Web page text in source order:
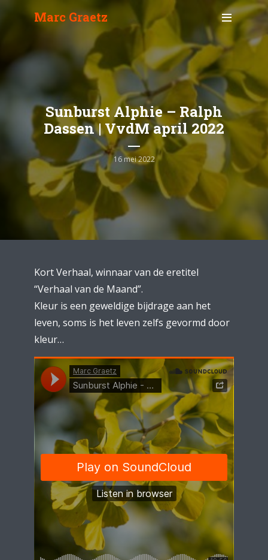
Marc Graetz
Sunburst Alphie – Ralph
Dassen | VvdM april 2022
16 mei 2022
Kort Verhaal, winnaar van de eretitel
“Verhaal van de Maand”.
Kleur is een geweldige bijdrage aan het
leven, soms is het leven zelfs gevormd door
kleur…